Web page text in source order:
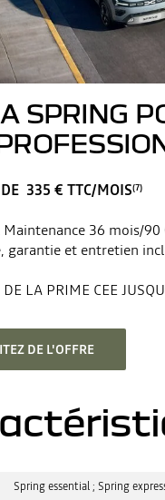
SPRING
335 € TTC/MOIS(7)
Maintenance 36 mois/90
garantie et entretien
LA PRIME CEE
DE L'OFFRE
Spring essential ; Spring